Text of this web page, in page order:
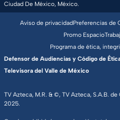
Ciudad De México, México.
TV Azteca, M.R. & ©, TV Azteca, S.A.B.
2025.
Aviso de privacidadPreferencias de
Promo Espacio
Programa de ética,
Defensor de Audiencias y Código de
Televisora del Valle de México